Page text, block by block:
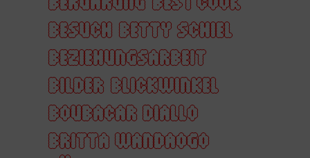
BESUCH BETTY SCHIEL
BEZIEHUNGSARBEIT
BILDER BLICKWINKEL
BOUBACAR DIALLO
BRITTA WANDAOGO